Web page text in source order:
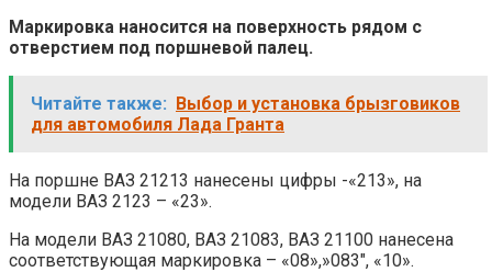
Маркировка наносится на поверхность рядом с
отверстием под поршневой палец.
Читайте также: Выбор и установка брызговиков
для автомобиля Лада Гранта
На поршне ВАЗ 21213 нанесены цифры -«213», на
модели ВАЗ 2123 – «23».
На модели ВАЗ 21080, ВАЗ 21083, ВАЗ 21100 нанесена
соответствующая маркировка – «08»,»083″, «10».